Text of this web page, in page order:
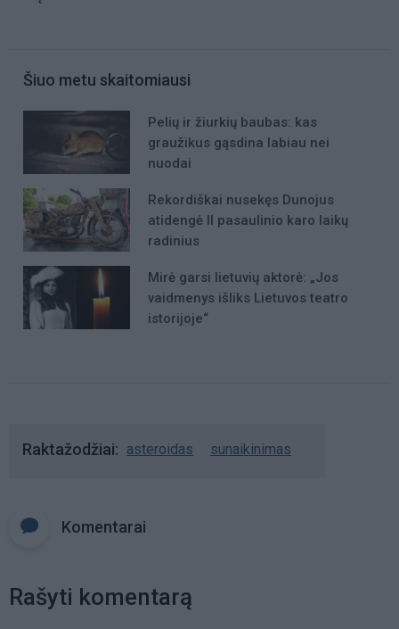
Šiuo metu skaitomiausi
Pelių ir žiurkių baubas: kas
graužikus gąsdina labiau nei
nuodai
Rekordiškai nusekęs Dunojus
atidengė II pasaulinio karo laikų
radinius
Mirė garsi lietuvių aktorė: „Jos
vaidmenys išliks Lietuvos teatro
istorijoje“
Raktažodžiai asteroidas sunaikinimas
Komentarai
Rašyti komentarą